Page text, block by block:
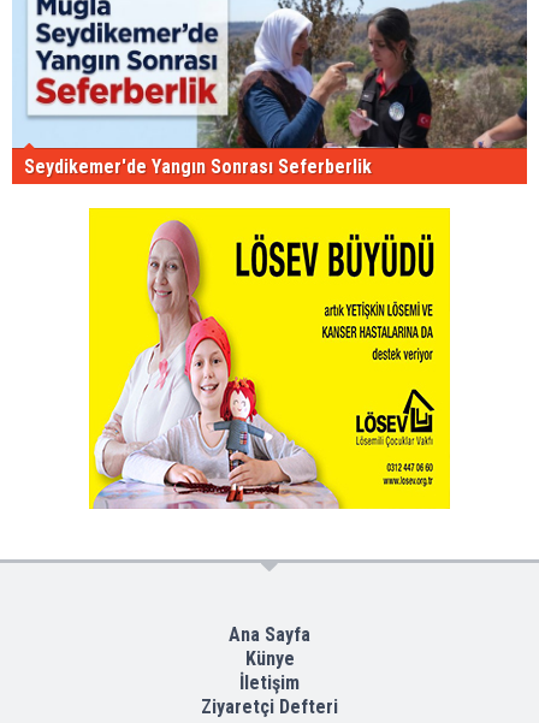
Seydikemer'de Yangın Sonrası Seferberlik
Ana Sayfa
Künye
İletişim
Ziyaretçi Defteri